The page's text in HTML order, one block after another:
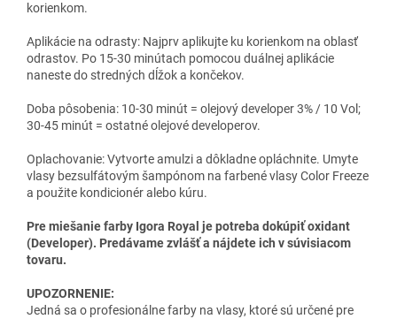
korienkom.
Aplikácie na odrasty: Najprv aplikujte ku korienkom na oblasť
odrastov. Po 15-30 minútach pomocou duálnej aplikácie
naneste do stredných dĺžok a končekov.
Doba pôsobenia: 10-30 minút = olejový developer 3% / 10 Vol;
30-45 minút = ostatné olejové developerov.
Oplachovanie: Vytvorte amulzi a dôkladne opláchnite. Umyte
vlasy bezsulfátovým šampónom na farbené vlasy Color Freeze
a použite kondicionér alebo kúru.
Pre miešanie farby Igora Royal je potreba dokúpiť oxidant
(Developer). Predávame zvlášť a nájdete ich v súvisiacom
tovaru.
UPOZORNENIE:
Jedná sa o profesionálne farby na vlasy, ktoré sú určené pre